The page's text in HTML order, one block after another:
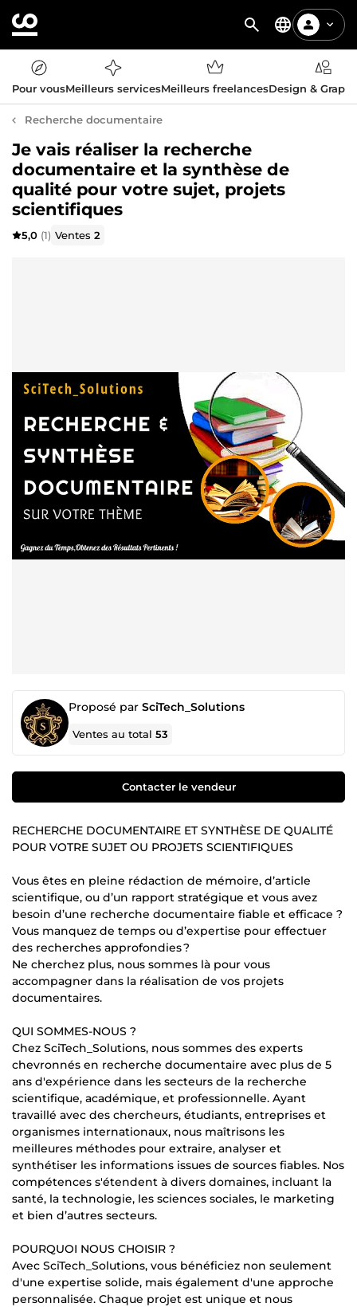
Pour vousMeilleurs servicesMeilleurs freelancesDesign &
Recherche documentaire
Je vais réaliser la recherche
documentaire et la synthèse de
qualité pour votre sujet, projets
scientifiques
5,0 (1) Ventes2
Proposé par SciTech_Solutions
Ventes au total53
Contacter le vendeur
RECHERCHE DOCUMENTAIRE ET SYNTHÈSE DE QUALITÉ
POUR VOTRE SUJET OU PROJETS SCIENTIFIQUES
Vous êtes en pleine rédaction de mémoire, d’article
scientifique, ou d’un rapport stratégique et vous avez
besoin d’une recherche documentaire fiable et efficace ?
Vous manquez de temps ou d’expertise pour effectuer
des recherches approfondies ?
Ne cherchez plus, nous sommes là pour vous
accompagner dans la réalisation de vos projets
documentaires.
QUI SOMMES-NOUS ?
Chez SciTech_Solutions, nous sommes des experts
chevronnés en recherche documentaire avec plus de 5
ans d'expérience dans les secteurs de la recherche
scientifique, académique, et professionnelle. Ayant
travaillé avec des chercheurs, étudiants, entreprises et
organismes internationaux, nous maîtrisons les
meilleures méthodes pour extraire, analyser et
synthétiser les informations issues de sources fiables. Nos
compétences s'étendent à divers domaines, incluant la
santé, la technologie, les sciences sociales, le marketing
et bien d’autres secteurs.
POURQUOI NOUS CHOISIR ?
Avec SciTech_Solutions, vous bénéficiez non seulement
d'une expertise solide, mais également d'une approche
personnalisée. Chaque projet est unique et nous